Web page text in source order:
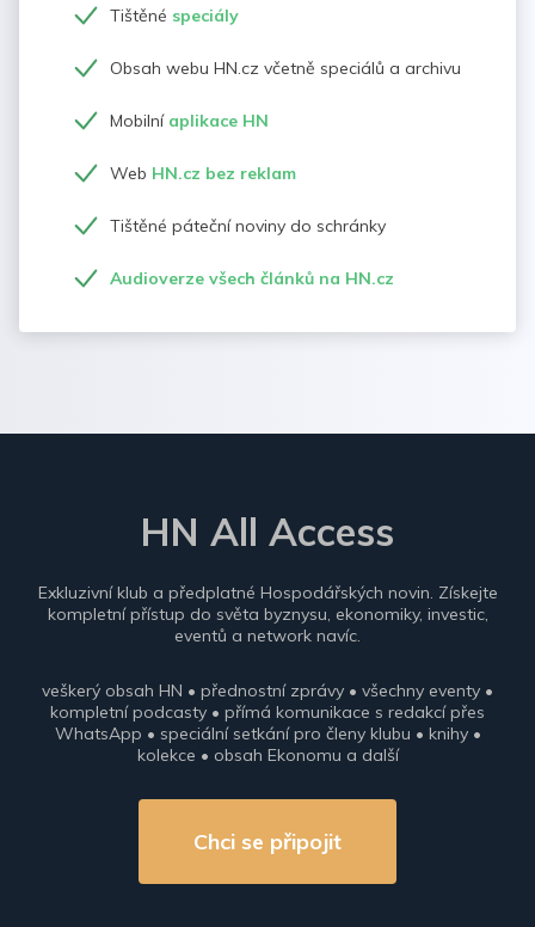
Tištěné speciály
Obsah webu HN.cz včetně speciálů a archivu
Mobilní aplikace HN
Web HN.cz bez reklam
Tištěné páteční noviny do schránky
Audioverze všech článků na HN.cz
HN All Access
Exkluzivní klub a předplatné Hospodářských novin. Získejte
kompletní přístup do světa byznysu, ekonomiky, investic,
eventů a network navíc.
veškerý obsah HN • přednostní zprávy • všechny eventy •
kompletní podcasty • přímá komunikace s redakcí přes
WhatsApp • speciální setkání pro členy klubu • knihy •
kolekce • obsah Ekonomu a další
Chci se připojit